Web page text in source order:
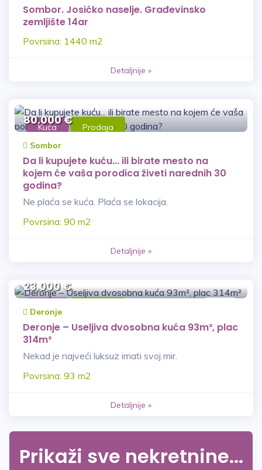
Sombor. Josićko naselje. Građevinsko
zemljište 14ar
Povrsina: 1440 m2
Detaljnije »
Kuća Prodaja
80.000 €
Sombor
Da li kupujete kuću... ili birate mesto na
kojem će vaša porodica živeti narednih 30
godina?
Ne plaća se kuća. Plaća se lokacija.
Povrsina: 90 m2
Detaljnije »
Kuća
23.000 €
Deronje
Deronje – Useljiva dvosobna kuća 93m², plac
314m²
Nekad je najveći luksuz imati svoj mir.
Povrsina: 93 m2
Detaljnije »
Prikaži sve nekretnine...